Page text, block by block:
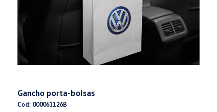
Gancho porta-bolsas
Cod: 000061126B